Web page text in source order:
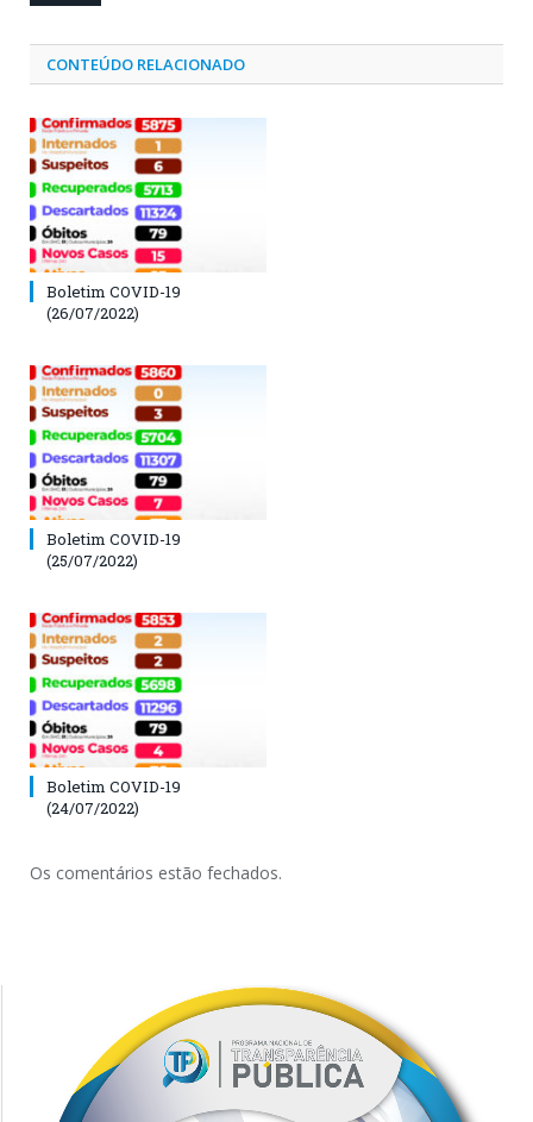
CONTEÚDO RELACIONADO
Boletim COVID-19
(26/07/2022)
Boletim COVID-19
(25/07/2022)
Boletim COVID-19
(24/07/2022)
Os comentários estão fechados.